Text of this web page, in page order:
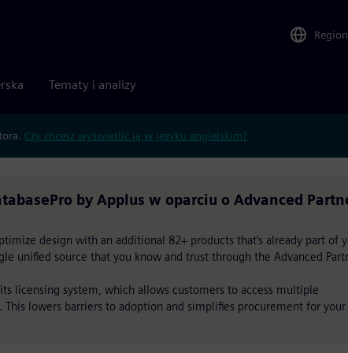
Region
Tematy i analizy
Czy chcesz wyświetlić ją w języku angielskim?
by Applus w oparciu o Advanced
design with an additional 82+ products that’s already part of
unified source that you know and trust through the Advanced
licensing system, which allows customers to access multiple
lowers barriers to adoption and simplifies procurement for your